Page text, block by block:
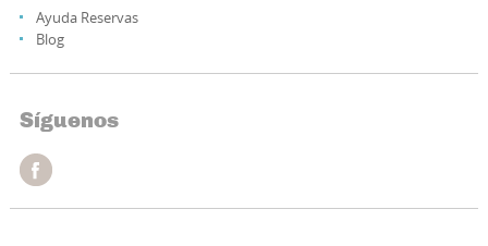
Ayuda Reservas
Blog
Síguenos